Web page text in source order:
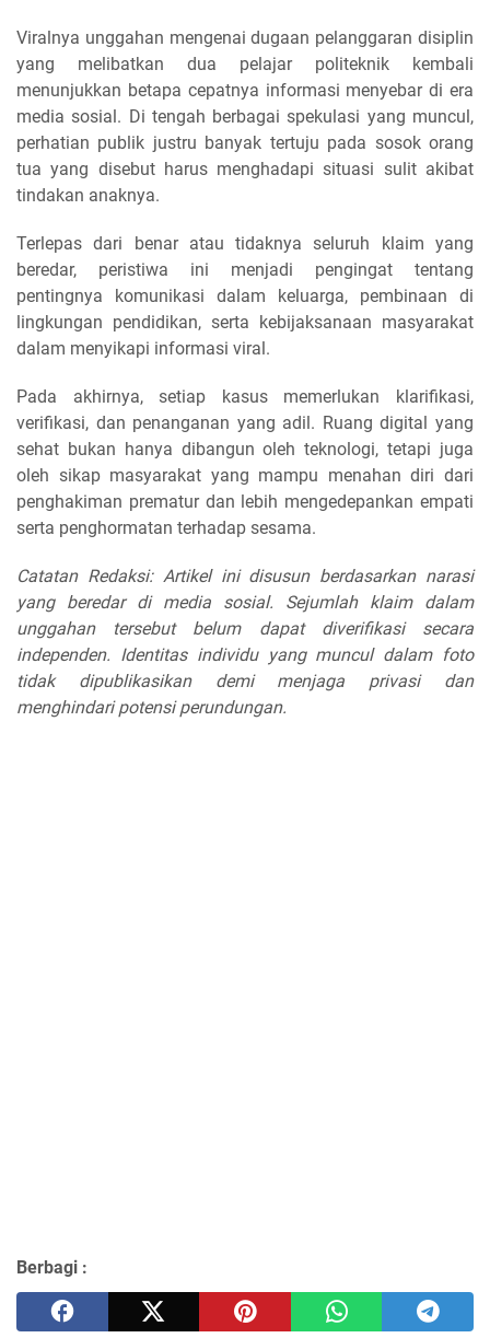
Viralnya unggahan mengenai dugaan pelanggaran disiplin
yang melibatkan dua pelajar politeknik kembali
menunjukkan betapa cepatnya informasi menyebar di era
media sosial. Di tengah berbagai spekulasi yang muncul,
perhatian publik justru banyak tertuju pada sosok orang
tua yang disebut harus menghadapi situasi sulit akibat
tindakan anaknya.
Terlepas dari benar atau tidaknya seluruh klaim yang
beredar, peristiwa ini menjadi pengingat tentang
pentingnya komunikasi dalam keluarga, pembinaan di
lingkungan pendidikan, serta kebijaksanaan masyarakat
dalam menyikapi informasi viral.
Pada akhirnya, setiap kasus memerlukan klarifikasi,
verifikasi, dan penanganan yang adil. Ruang digital yang
sehat bukan hanya dibangun oleh teknologi, tetapi juga
oleh sikap masyarakat yang mampu menahan diri dari
penghakiman prematur dan lebih mengedepankan empati
serta penghormatan terhadap sesama.
Catatan Redaksi: Artikel ini disusun berdasarkan narasi
yang beredar di media sosial. Sejumlah klaim dalam
unggahan tersebut belum dapat diverifikasi secara
independen. Identitas individu yang muncul dalam foto
tidak dipublikasikan demi menjaga privasi dan
menghindari potensi perundungan.
Berbagi :